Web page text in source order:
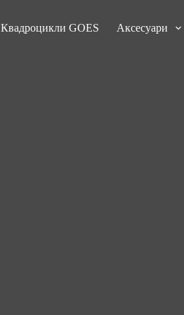
Квадроцикли GOES Аксесуари